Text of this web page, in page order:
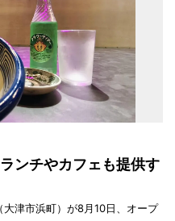
ンチやカフェも提供す
津市浜町）が8月10日、オープ